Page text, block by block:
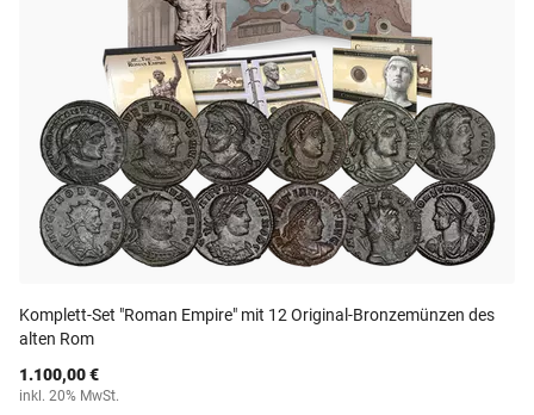
Komplett-Set "Roman Empire" mit 12 Original-Bronzemünzen des
alten Rom
1.100,00 €
inkl. 20% MwSt.